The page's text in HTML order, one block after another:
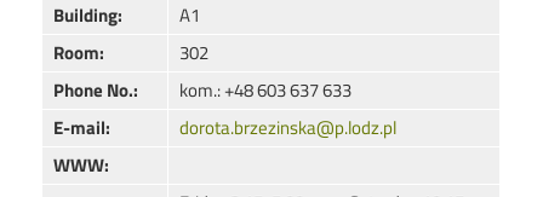
Building:
A1
Room:
302
Phone No.:
kom.: +48 603 637 633
E-mail:
dorota.brzezinska@p.lodz.pl
WWW: